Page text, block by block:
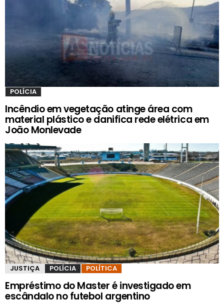
POLÍCIA
Incêndio em vegetação atinge área com
material plástico e danifica rede elétrica em
João Monlevade
JUSTIÇA POLÍCIA POLÍTICA
Empréstimo do Master é investigado em
escândalo no futebol argentino